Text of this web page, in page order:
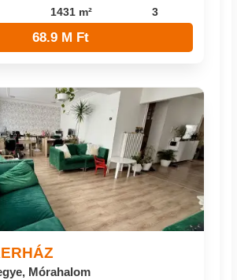
1431 m² 3
68.9 M Ft
Mórahalom